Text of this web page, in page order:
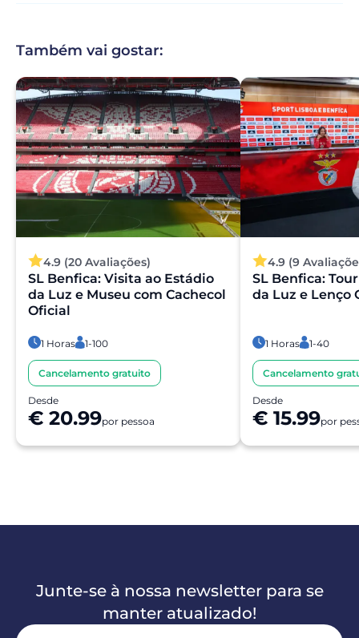
Sim. Todos os pagamentos são processados através de
sistemas de pagamento seguros e encriptados,
garantindo total proteção dos seus dados pessoais e
financeiros.
Também vai gostar:
4.9 (20 Avaliações)
SL Benfica: Visita ao Estádio
da Luz e Museu com Cachecol
Oficial
1 Horas 1-100
Cancelamento gratuito
Desde
€ 20.99por pessoa
4.9 (9
SL Benfica:
da Luz e Lenço
1 Horas 1-40
Cancelamento
Desde
€ 15.99por
Junte-se à nossa newsletter para se
manter atualizado!